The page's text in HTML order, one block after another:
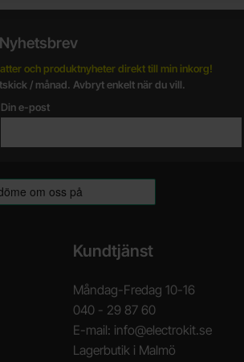
Nyhetsbrev
och produktnyheter direkt till min inkorg!
/ månad. Avbryt enkelt när du vill.
Din e-post
Kundtjänst
Måndag-Fredag 10-16
040 - 29 87 60
E-mail: info@electrokit.se
Lagerbutik i Malmö